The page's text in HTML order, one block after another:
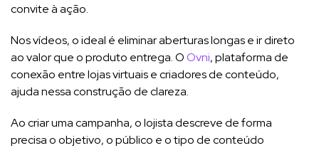
convite à ação.
Nos vídeos, o ideal é eliminar aberturas longas e ir direto
ao valor que o produto entrega. OOvni, plataforma de
conexão entre lojas virtuais e criadores de conteúdo,
ajuda nessa construção de clareza.
Ao criar uma campanha, o lojista descreve de forma
precisa o objetivo, o público e o tipo de conteúdo